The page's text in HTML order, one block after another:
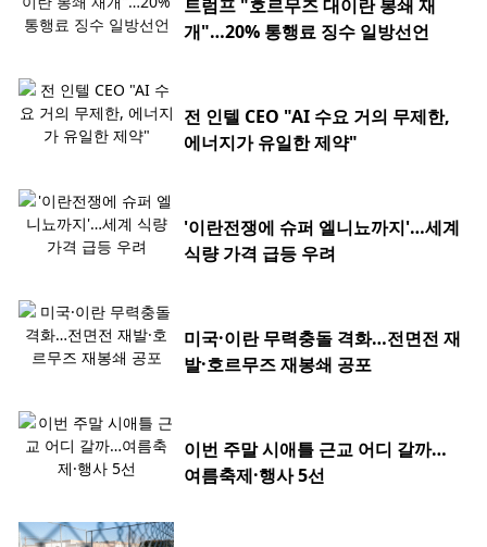
트럼프 "호르무즈 대이란 봉쇄 재
개"…20% 통행료 징수 일방선언
전 인텔 CEO "AI 수요 거의 무제한,
에너지가 유일한 제약"
'이란전쟁에 슈퍼 엘니뇨까지'…세계
식량 가격 급등 우려
미국·이란 무력충돌 격화…전면전 재
발·호르무즈 재봉쇄 공포
이번 주말 시애틀 근교 어디 갈까…
여름축제·행사 5선